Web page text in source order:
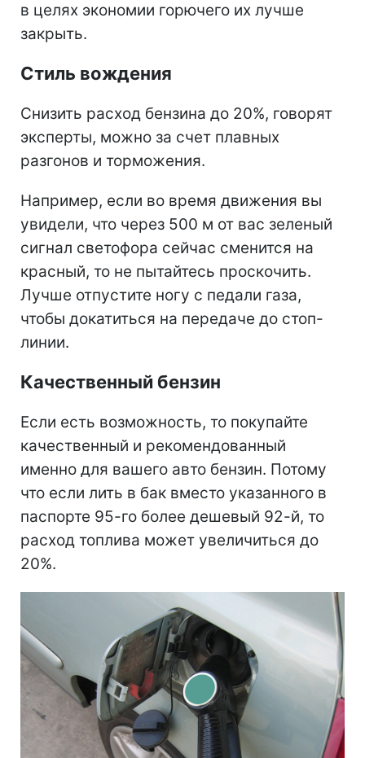
в целях экономии горючего их лучше
закрыть.
Стиль вождения
Снизить расход бензина до 20%, говорят
эксперты, можно за счет плавных
разгонов и торможения.
Например, если во время движения вы
увидели, что через 500 м от вас зеленый
сигнал светофора сейчас сменится на
красный, то не пытайтесь проскочить.
Лучше отпустите ногу с педали газа,
чтобы докатиться на передаче до стоп-
линии.
Качественный бензин
Если есть возможность, то покупайте
качественный и рекомендованный
именно для вашего авто бензин. Потому
что если лить в бак вместо указанного в
паспорте 95-го более дешевый 92-й, то
расход топлива может увеличиться до
20%.